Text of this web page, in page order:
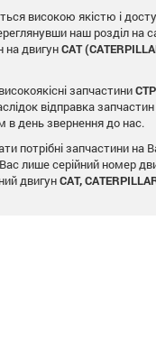
високою якістю і
наш розділ на
на двигунCAT
запчастиниCTP
відправка
день звернення до нас.
потрібні запчастини на
лише серійний номер
двигунCAT,